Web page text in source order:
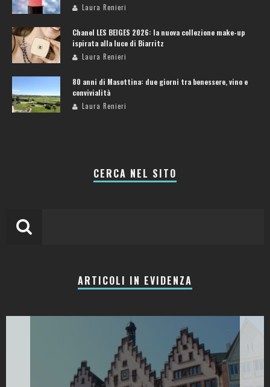
Laura Renieri
Chanel LES BEIGES 2026: la nuova collezione make-up
ispirata alla luce di Biarritz
Laura Renieri
80 anni di Masottina: due giorni tra benessere, vino e
convivialità
Laura Renieri
CERCA NEL SITO
ARTICOLI IN EVIDENZA